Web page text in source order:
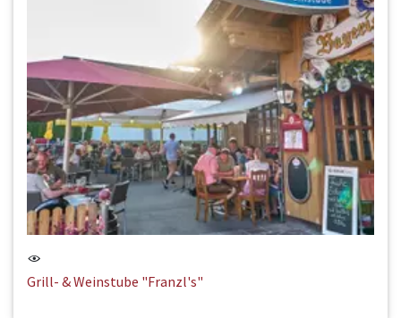
Grill- & Weinstube "Franzl's"